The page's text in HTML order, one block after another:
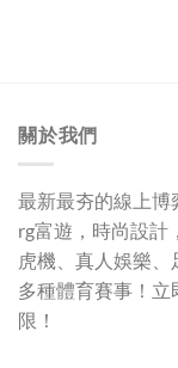
關於我們
最新最夯的線上
rg富遊 ，時尚設
虎機、真人娛樂
多種體育賽事！立
限！